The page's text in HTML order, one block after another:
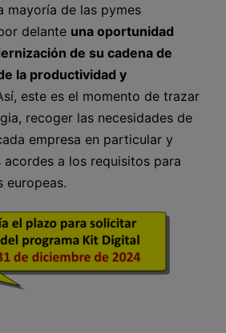
mayoría de las pymes
delante una oportunidad
de su cadena de
la productividad y
este es el momento de trazar
recoger las necesidades de
empresa en particular y
a los requisitos para
europeas.